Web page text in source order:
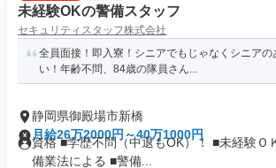
未経験OKの警備スタッフ
セキュリティスタッフ株式会社
全員面接！即入寮！シニアでもじゃなくシニアの
い！年齢不問、84歳の隊員さん...
静岡県御殿場市新橋
月給26万2000円～40万1000円
資格 ■学歴不問（中退もOK）！ ■未経験Ｏ
備業法による ■警備...